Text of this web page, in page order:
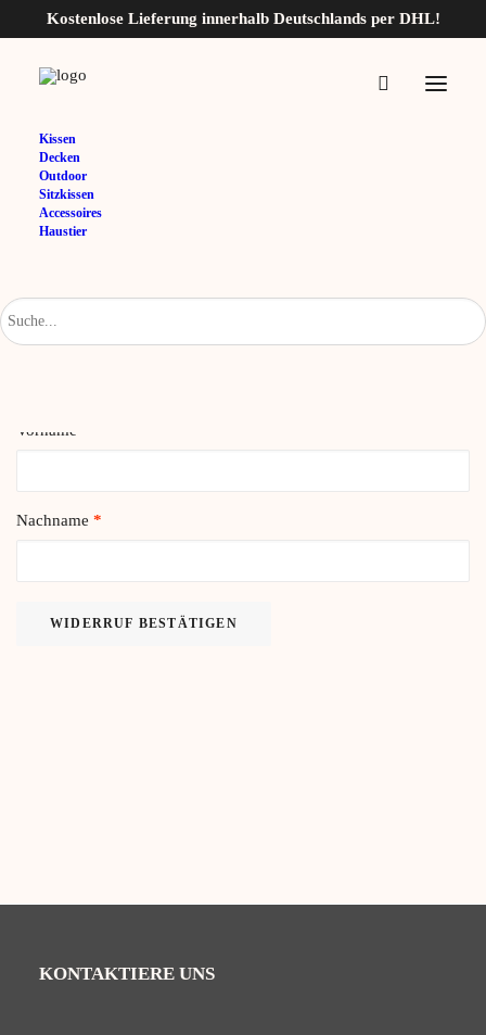
Kostenlose Lieferung innerhalb Deutschlands per DHL!
Kissen
Decken
Outdoor
Sitzkissen
Accessoires
Haustier
Vertrag widerrufen
Identifizierung des Vertrags, z.B. Bestellnummer
E-Mail (wiederholen)
Vorname
Nachname *
WIDERRUF BESTÄTIGEN
KONTAKTIERE UNS